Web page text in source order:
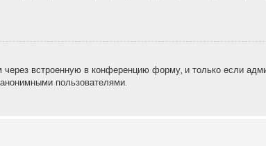
встроенную в конференцию форму, и только если
пользователями.